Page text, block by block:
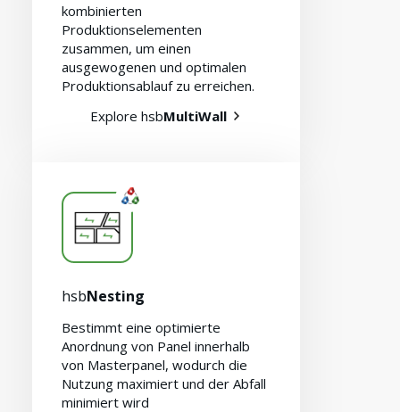
kombinierten
Produktionselementen
zusammen, um einen
ausgewogenen und optimalen
Produktionsablauf zu erreichen.
Explore hsbMultiWall
hsbNesting
Bestimmt eine optimierte
Anordnung von Panel innerhalb
von Masterpanel, wodurch die
Nutzung maximiert und der Abfall
minimiert wird